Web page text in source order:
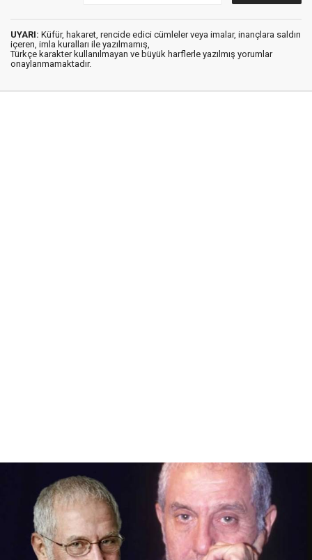
UYARI: Küfür, hakaret, rencide edici cümleler veya imalar, inançlara saldırı
içeren, imla kuralları ile yazılmamış,
Türkçe karakter kullanılmayan ve büyük harflerle yazılmış yorumlar
onaylanmamaktadır.